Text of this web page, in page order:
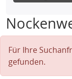
Für Ihre
gefunden.